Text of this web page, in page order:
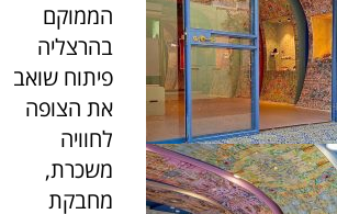
הממוקם
בהרצליה
פיתוח שואב
את הצופה
לחוויה
משכרת,
מחבקת